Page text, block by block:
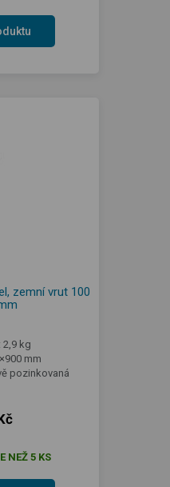
zemní vrut 100
2,9 kg
mm
pozinkovaná
NEŽ 5 KS